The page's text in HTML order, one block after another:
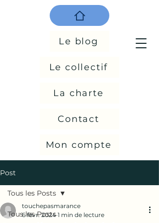
Le blog
Le collectif
La charte
Mon compte
Contact
Post
Tous les Posts
Tous les Posts
touchepasmarance
6 févr. 2024 1 min de lecture